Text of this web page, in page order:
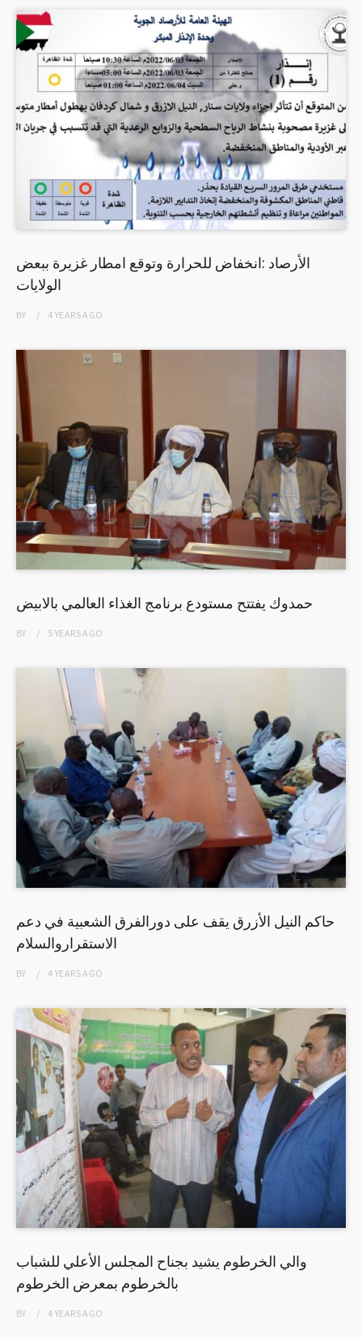
الأرصاد :انخفاض للحرارة وتوقع امطار غزيرة ببعض
الولايات
BY 4 YEARSAGO
حمدوك يفتتح مستودع برنامج الغذاء العالمي بالابيض
BY 5 YEARSAGO
حاكم النيل الأزرق يقف على دورالفرق الشعبية في دعم
الاستقراروالسلام
BY 4 YEARSAGO
والي الخرطوم يشيد بجناح المجلس الأعلي للشباب
بالخرطوم بمعرض الخرطوم
BY 4 YEARSAGO